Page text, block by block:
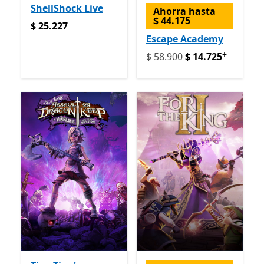
ShellShock Live
$ 25.227
$ 25.227
Ahorra hasta
$ 44.175
Escape Academy
Originalmente $ 58.900
$ 58.900$ 14.725+